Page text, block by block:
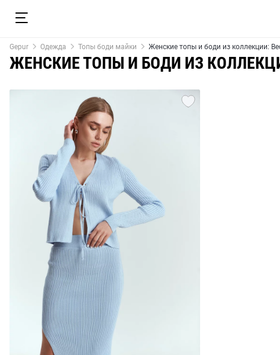
СарафаныНа
Gepur Одежда Топы боди майки Женские топы и боди из коллекции:
ЖЕНСКИЕ ТОПЫ И БОДИ ИЗ